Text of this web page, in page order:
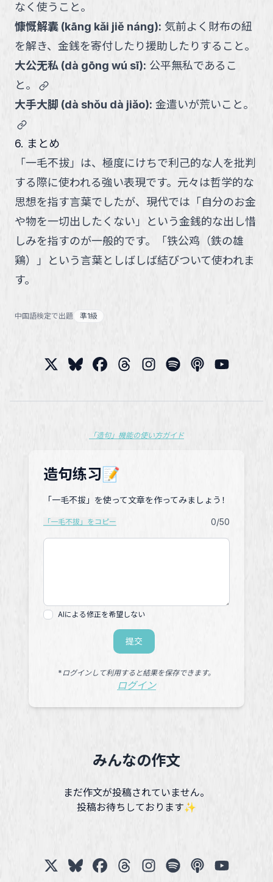
なく使うこと。
慷慨解囊 (kāng kǎi jiě náng): 気前よく財布の紐
を解き、金銭を寄付したり援助したりすること。
大公无私 (dà gōng wú sī): 公平無私であるこ
と。
link
大手大脚 (dà shǒu dà jiǎo): 金遣いが荒いこと。
link
6. まとめ
「一毛不拔」は、極度にけちで利己的な人を批判
する際に使われる強い表現です。元々は哲学的な
思想を指す言葉でしたが、現代では「自分のお金
や物を一切出したくない」という金銭的な出し惜
しみを指すのが一般的です。「铁公鸡（鉄の雄
鶏）」という言葉としばしば結びついて使われま
す。
中国語検定で出題 準1級
「造句」機能の使い方ガイド
造句练习📝
「一毛不拔」を使って文章を作ってみましょう！
「一毛不拔」をコピー 0/50
AIによる修正を希望しない
提交
*ログインして利用すると結果を保存できます。
ログイン
みんなの作文
まだ作文が投稿されていません。
投稿お待ちしております✨